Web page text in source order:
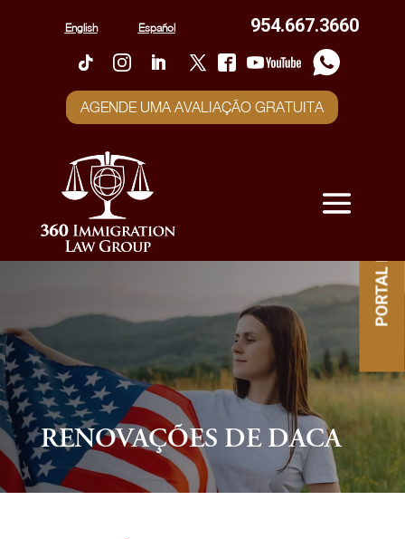
English Español 954.667.3660
AGENDE UMA AVALIAÇÃO GRATUITA
RENOVAÇÕES DE DACA
PORTAL DO CLIENTE